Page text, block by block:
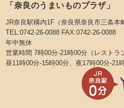
「奈良のうまいものプラザ」
JR奈良駅構内1F（奈良県奈良市三条本
TEL:0742-26-0088 FAX:0742-26-0088
年中無休
営業時間 7時00分-21時00分（レストラ
昼11時00分-15時00分、夜17時00分-21